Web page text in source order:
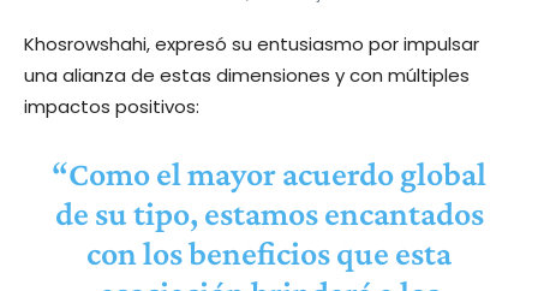
Khosrowshahi, expresó su entusiasmo por impulsar
una alianza de estas dimensiones y con múltiples
impactos positivos:
“Como el mayor acuerdo global
de su tipo, estamos encantados
con los beneficios que esta